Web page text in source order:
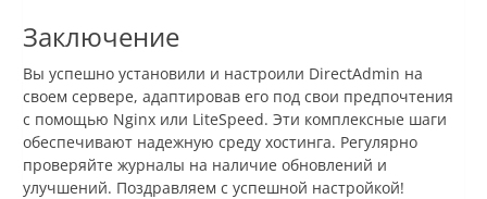
Заключение
Вы успешно установили и настроили DirectAdmin на
своем сервере, адаптировав его под свои предпочтения
с помощью Nginx или LiteSpeed. Эти комплексные шаги
обеспечивают надежную среду хостинга. Регулярно
проверяйте журналы на наличие обновлений и
улучшений. Поздравляем с успешной настройкой!